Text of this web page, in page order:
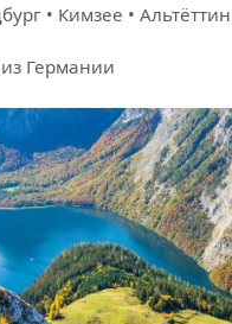
• Кимзее •
Германии